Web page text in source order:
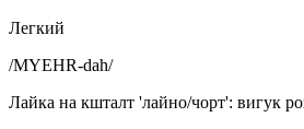
Легкий
/MYEHR-dah/
Лайка на кшталт 'лайно/чорт': вигук